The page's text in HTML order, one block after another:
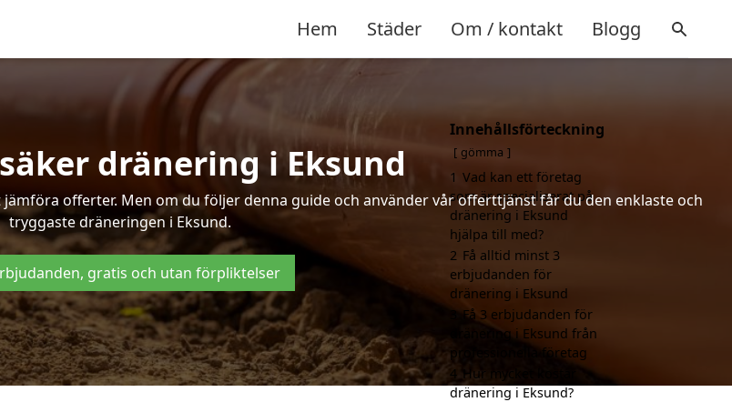
Hem Städer Om / kontakt Blogg
dränering i Eksund
offerter. Men om du följer denna guide och använder vår offerttjänst får du den enklaste och
tryggaste dräneringen i Eksund.
gratis och utan förpliktelser
Innehållsförteckning
gömma
1 Vad kan ett företag
som är specialiserat på
dränering i Eksund
hjälpa till med?
2 Få alltid minst 3
erbjudanden för
dränering i Eksund
3 Få 3 erbjudanden för
dränering i Eksund från
professionella företag
4 Hur mycket kostar
dränering i Eksund?